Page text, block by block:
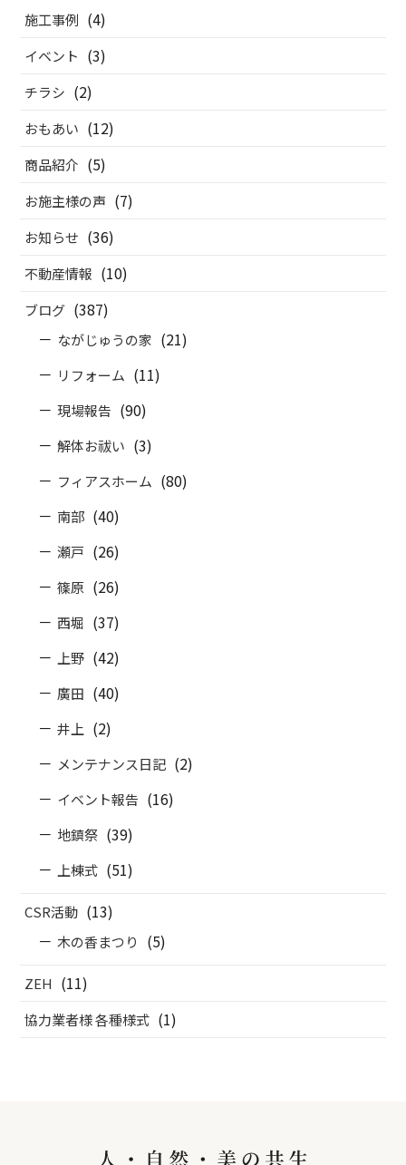
施工事例 (4)
イベント (3)
チラシ (2)
おもあい (12)
商品紹介 (5)
お施主様の声 (7)
お知らせ (36)
不動産情報 (10)
ブログ (387)
ながじゅうの家 (21)
リフォーム (11)
現場報告 (90)
解体お祓い (3)
フィアスホーム (80)
南部 (40)
瀬戸 (26)
篠原 (26)
西堀 (37)
上野 (42)
廣田 (40)
井上 (2)
メンテナンス日記 (2)
イベント報告 (16)
地鎮祭 (39)
上棟式 (51)
CSR活動 (13)
木の香まつり (5)
ZEH (11)
協力業者様 各種様式 (1)